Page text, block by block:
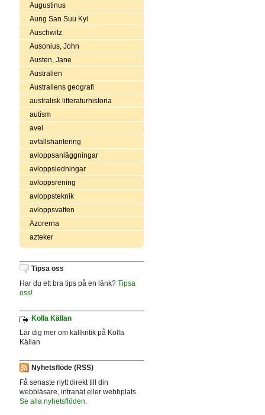
Augustinus
Aung San Suu Kyi
Auschwitz
Ausonius, John
Austen, Jane
Australien
Australiens geografi
australisk litteraturhistoria
autism
avel
avfallshantering
avloppsanläggningar
avloppsledningar
avloppsrening
avloppsteknik
avloppsvatten
Azorerna
azteker
Tipsa oss
Har du ett bra tips på en länk? Tipsa
oss!
Kolla Källan
Lär dig mer om källkritik på Kolla
Källan
Nyhetsflöde (RSS)
Få senaste nytt direkt till din
webbläsare, intranät eller webbplats.
Se alla nyhetsflöden.